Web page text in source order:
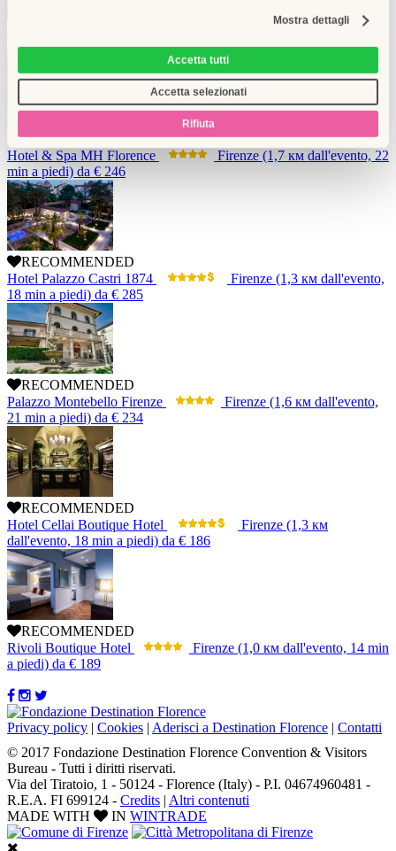
Mostra dettagli
Accetta tutti
Accetta selezionati
Rifiuta
87
RECOMMENDED
Hotel & Spa MH Florence
Firenze (1,7 км dall'evento, 22
min a piedi) da € 246
RECOMMENDED
Hotel Palazzo Castri 1874
Firenze (1,3 км dall'evento,
18 min a piedi) da € 285
RECOMMENDED
Palazzo Montebello Firenze
Firenze (1,6 км dall'evento,
21 min a piedi) da € 234
RECOMMENDED
Hotel Cellai Boutique Hotel
Firenze (1,3 км
dall'evento, 18 min a piedi) da € 186
RECOMMENDED
Rivoli Boutique Hotel
Firenze (1,0 км dall'evento, 14 min
a piedi) da € 189
Privacy policy Cookies Aderisci a Destination Florence
Contatti
© 2017 Fondazione Destination Florence Convention & Visitors
Bureau - Tutti i diritti riservati.
Via del Tiratoio, 1 - 50124 - Florence (Italy) - P.I. 04674960481 -
R.E.A. FI 699124 - Credits Altri contenuti
MADE WITH
IN WINTRADE